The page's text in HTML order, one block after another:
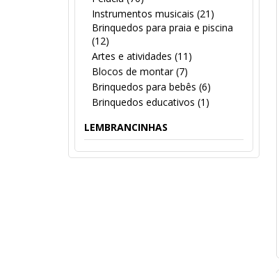
Instrumentos musicais (21)
Brinquedos para praia e piscina
(12)
Artes e atividades (11)
Blocos de montar (7)
Brinquedos para bebês (6)
Brinquedos educativos (1)
LEMBRANCINHAS